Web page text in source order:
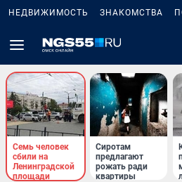
НЕДВИЖИМОСТЬ ЗНАКОМСТВА
Семь человек
сбили на
Ленинградской
площади
Сиротам
предлагают
рожать ради
квартиры